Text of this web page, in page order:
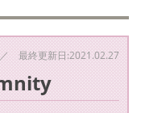
最終更新日:2021.02.27